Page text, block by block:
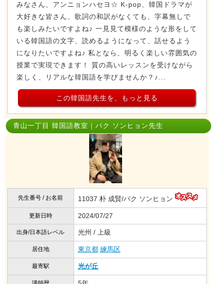
みなさん、アンニョンハセヨ☆ K-pop、韓国ドラマが
大好きな皆さん、歌詞の和訳がなくても、字幕無しで
も楽しみたいですよね♪ 一見見て模様のような形をして
いる韓国語の文字、読めるようになって、話せるよう
になりたいですよね♪ 私となら、明るく楽しい雰囲気の
授業で実現できます！ 質の高いレッスンを受けながら
楽しく、リアルな韓国語を学びませんか？♪...
この韓国語先生を、もっと見る
青山一丁目 韓国語教室｜パク ソンヒョン先生
先生番号 / お名前 11037 朴 成賢/パク ソンヒョン
更新日時 2024/07/27
出身/日本語レベル 光州 / 上級
居住地 東京都 練馬区
最寄駅 光が丘